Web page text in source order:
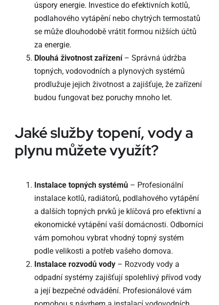
úspory energie. Investice do efektivních kotlů,
podlahového vytápění nebo chytrých termostatů
se může dlouhodobě vrátit formou nižších účtů
za energie.
Dlouhá životnost zařízení– Správná údržba
topných, vodovodních a plynových systémů
prodlužuje jejich životnost a zajišťuje, že zařízení
budou fungovat bez poruchy mnoho let.
Jaké služby topení, vody a
plynu můžete využít?
Instalace topných systémů– Profesionální
instalace kotlů, radiátorů, podlahového vytápění
a dalších topných prvků je klíčová pro efektivní a
ekonomické vytápění vaší domácnosti. Odborníci
vám pomohou vybrat vhodný topný systém
podle velikosti a potřeb vašeho domova.
Instalace rozvodů vody– Rozvody vody a
odpadní systémy zajišťují spolehlivý přívod vody
a její bezpečné odvádění. Profesionálové vám